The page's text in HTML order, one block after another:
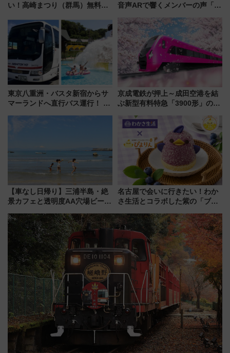
い！高崎まつり（群馬）無料観
しまで
音声ARで響くメンバーの声「真
東京八重洲・バスタ新宿からサ
マーランドへ直行バス運行！ お
推し活を楽しもう！（2026年
京成電鉄が押上～成田空港を結
ぶ新型有料特急「3900形」のコ
募集も実施
【車なし日帰り】三浦半島・絶
景カフェと透明度AA穴場ビーチ
用してストレスフリー旅へ行こ
う！
名古屋で会いに行きたい！わか
さ生活とコラボした紫の「ブル